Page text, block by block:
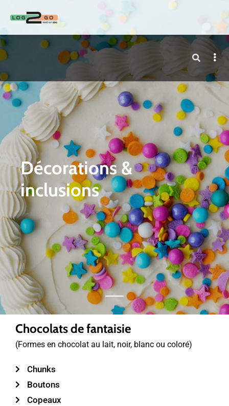
Décorations &
inclusions
Chocolats de fantaisie
(Formes en chocolat au lait, noir, blanc ou coloré)
Chunks
Boutons
Copeaux